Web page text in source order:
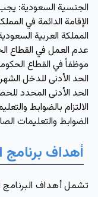
الجنسية السعودية:
الإقامة الدائمة في
المملكة العربية
عدم العمل في القطاع
موظفاً في القطاع
الحد الأدنى للدخل
الحد الأدنى المحدد
الالتزام بالضوابط
الضوابط والتعليمات
أهداف برنامج
تشمل أهداف البرنامج